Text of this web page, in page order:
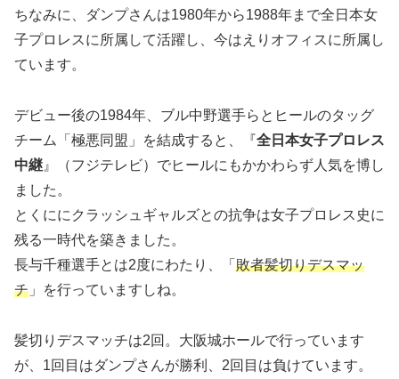
ちなみに、ダンプさんは1980年から1988年まで全日本女
子プロレスに所属して活躍し、今はえりオフィスに所属し
ています。
デビュー後の1984年、ブル中野選手らとヒールのタッグ
チーム「極悪同盟」を結成すると、『全日本女子プロレス
中継 』（フジテレビ）でヒールにもかかわらず人気を博し
ました。
とくににクラッシュギャルズとの抗争は女子プロレス史に
残る一時代を築きました。
長与千種選手とは2度にわたり、「 敗者髪切りデスマッ
チ 」を行っていますしね。
髪切りデスマッチは2回。大阪城ホールで行っています
が、1回目はダンプさんが勝利、2回目は負けています。